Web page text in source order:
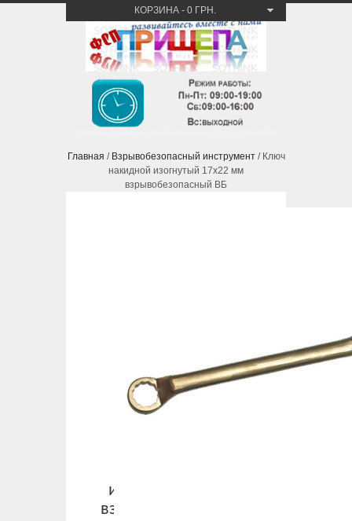
КОРЗИНА - 0 ГРН.
Главная / Взрывобезопасный инструмент/ Ключ
накидной изогнутый 17х22 мм
взрывобезопасный ВБ
изогнутый 17х22 мм
взрывобезопасный ВБ